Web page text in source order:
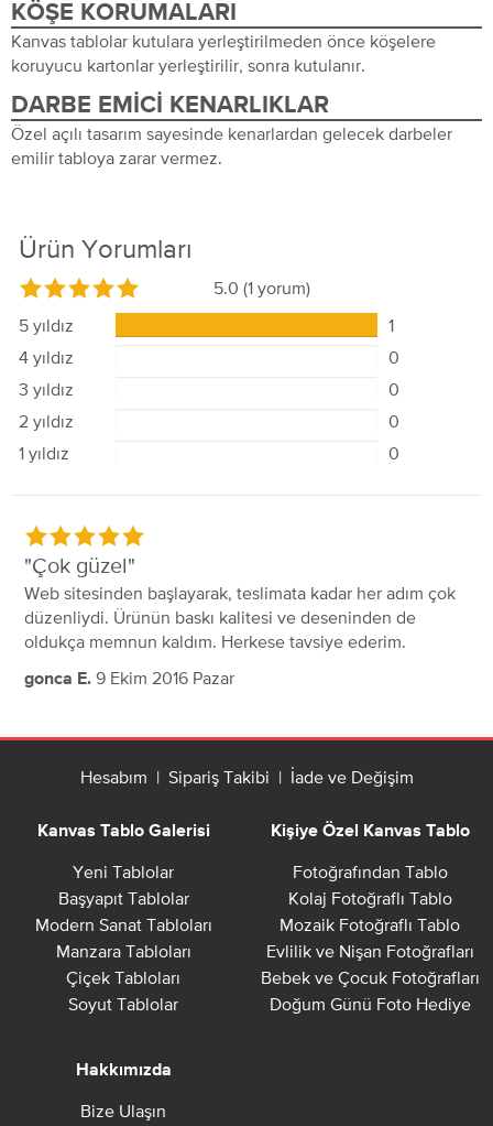
KÖŞE KORUMALARI
Kanvas tablolar kutulara yerleştirilmeden önce köşelere
koruyucu kartonlar yerleştirilir, sonra kutulanır.
DARBE EMICI KENARLIKLAR
Özel açılı tasarım sayesinde kenarlardan gelecek darbeler
emilir tabloya zarar vermez.
Ürün Yorumları
5.0 (1 yorum)
5 yıldız
1
4 yıldız
0
3 yıldız
0
2 yıldız
0
1 yıldız
0
Çok güzel
Web sitesinden başlayarak, teslimata kadar her adım çok
düzenliydi. Ürünün baskı kalitesi ve deseninden de
oldukça memnun kaldım. Herkese tavsiye ederim.
gonca E. 9 Ekim 2016 Pazar
Hesabım | Sipariş Takibi | İade ve Değişim
Kanvas Tablo Galerisi
Yeni Tablolar
Başyapıt Tablolar
Modern Sanat Tabloları
Manzara Tabloları
Çiçek Tabloları
Soyut Tablolar
Kişiye Özel Kanvas Tablo
Fotoğrafından Tablo
Kolaj Fotoğraflı Tablo
Mozaik Fotoğraflı Tablo
Evlilik ve Nişan Fotoğrafları
Bebek ve Çocuk Fotoğrafları
Doğum Günü Foto Hediye
Hakkımızda
Bize Ulaşın